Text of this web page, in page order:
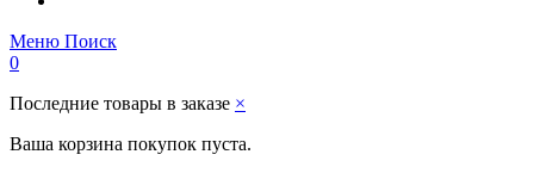
Меню Поиск
0
Последние товары в заказе ×
Ваша корзина покупок пуста.